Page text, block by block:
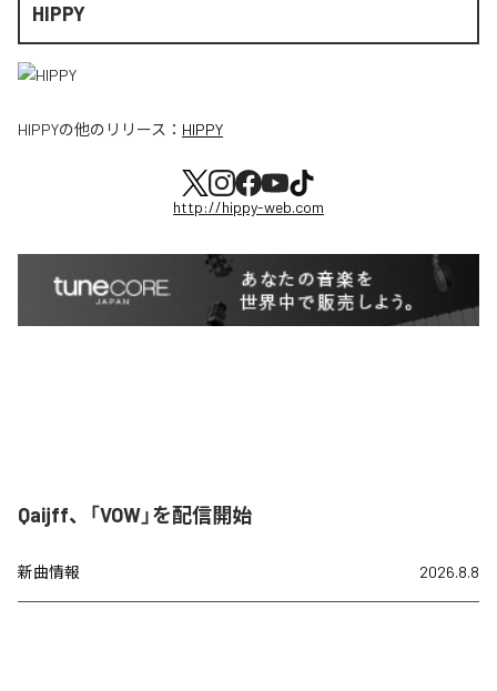
HIPPY
HIPPYの他のリリース： HIPPY
http://hippy-web.com
Qaijff、「VOW」を配信開始
新曲情報 2026.8.8